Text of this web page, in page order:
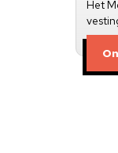
Het